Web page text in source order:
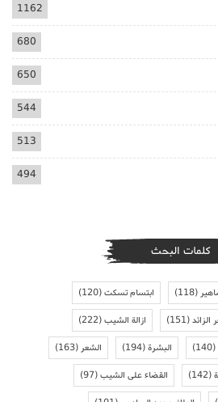
1162
680
650
544
513
494
كلمات البحث
(118) ابتسام تسكت(120)
الزائد(151) ازالة الشيب(222)
(140) البشرة(194) الشعر(163)
(142) القضاء على الشيب(97)